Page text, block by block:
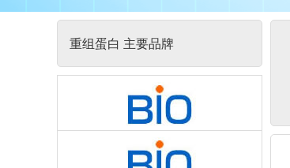
重组蛋白 主要品牌